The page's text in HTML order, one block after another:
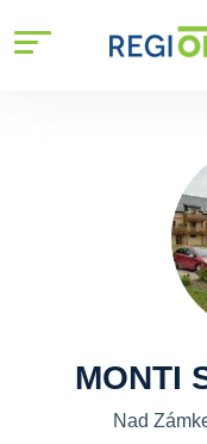
MONTI
Nad